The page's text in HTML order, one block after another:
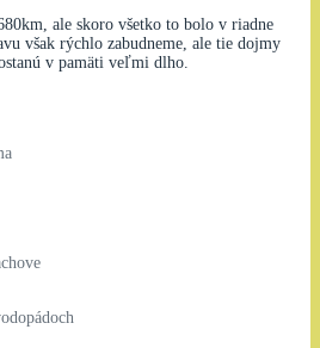
ale skoro všetko to bolo v riadne
však rýchlo zabudneme, ale tie dojmy
v pamäti veľmi dlho.